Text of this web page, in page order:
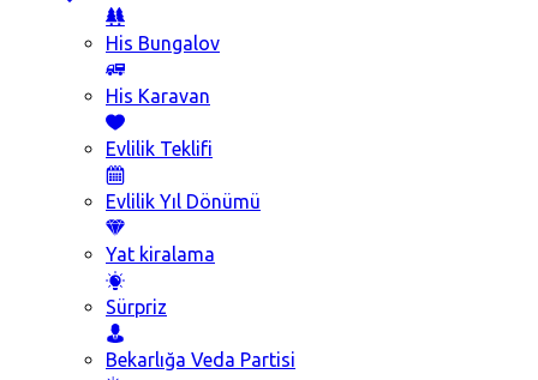
His Bungalov
His Karavan
Evlilik Teklifi
Evlilik Yıl Dönümü
Yat kiralama
Sürpriz
Bekarlığa Veda Partisi